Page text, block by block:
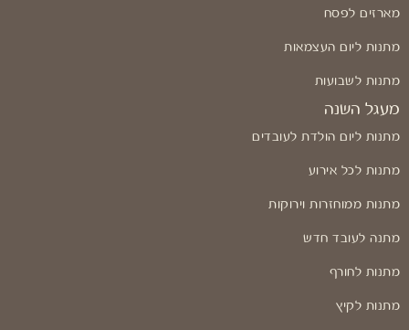
מארזים לפסח
מתנות ליום העצמאות
מתנות לשבועות
מעגל השנה
מתנות ליום הולדת לעובדים
מתנות לכל אירוע
מתנות ממוחזרות וירוקות
מתנה לעובד חדש
מתנות לחורף
מתנות לקיץ